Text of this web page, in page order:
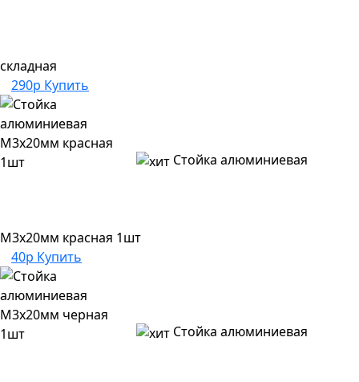
складная
290р Купить
Стойка алюминиевая
M3x20мм красная 1шт
40р Купить
Стойка алюминиевая